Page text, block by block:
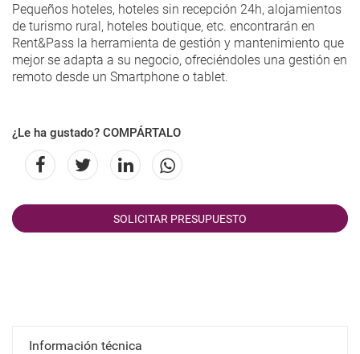
Pequeños hoteles, hoteles sin recepción 24h, alojamientos
de turismo rural, hoteles boutique, etc. encontrarán en
Rent&Pass la herramienta de gestión y mantenimiento que
mejor se adapta a su negocio, ofreciéndoles una gestión en
remoto desde un Smartphone o tablet.
¿Le ha gustado? COMPÁRTALO
SOLICITAR PRESUPUESTO
Información técnica